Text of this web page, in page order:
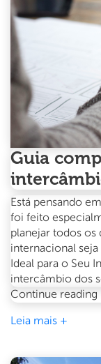
Guia
Está pensando
foi feito
planejar todos os
internacional
Ideal para o Seu
intercâmbio dos
Continue reading
Leia mais +